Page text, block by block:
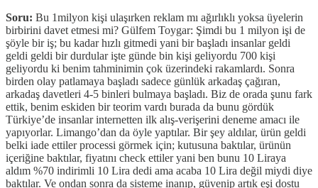
Soru: Bu 1milyon kişi ulaşırken reklam mı ağırlıklı yoksa üyelerin
birbirini davet etmesi mi? Gülfem Toygar: Şimdi bu 1 milyon işi de
şöyle bir iş; bu kadar hızlı gitmedi yani bir başladı insanlar geldi
geldi geldi bir durdular işte günde bin kişi geliyordu 700 kişi
geliyordu ki benim tahminimin çok üzerindeki rakamlardı. Sonra
birden olay patlamaya başladı sadece günlük arkadaş çağıran,
arkadaş davetleri 4-5 binleri bulmaya başladı. Biz de orada şunu fark
ettik, benim eskiden bir teorim vardı burada da bunu gördük
Türkiye’de insanlar internetten ilk alış-verişerini deneme amacı ile
yapıyorlar. Limango’dan da öyle yaptılar. Bir şey aldılar, ürün geldi
belki iade ettiler processi görmek için; kutusuna baktılar, ürünün
içeriğine baktılar, fiyatını check ettiler yani ben bunu 10 Liraya
aldım %70 indirimli 10 Lira dedi ama acaba 10 Lira değil miydi diye
baktılar. Ve ondan sonra da sisteme inanıp, güvenip artık eşi dostu